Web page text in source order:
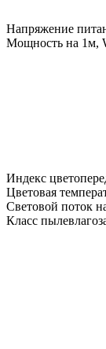
Напряжение
Мощность на 1м,
Индекс
Цветовая
Световой поток
Класс